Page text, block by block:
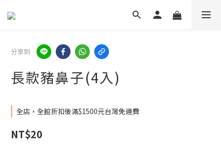
分享到
長款豬鼻子(4入)
全店，全館折扣後滿$1500元台灣免運費
NT$20